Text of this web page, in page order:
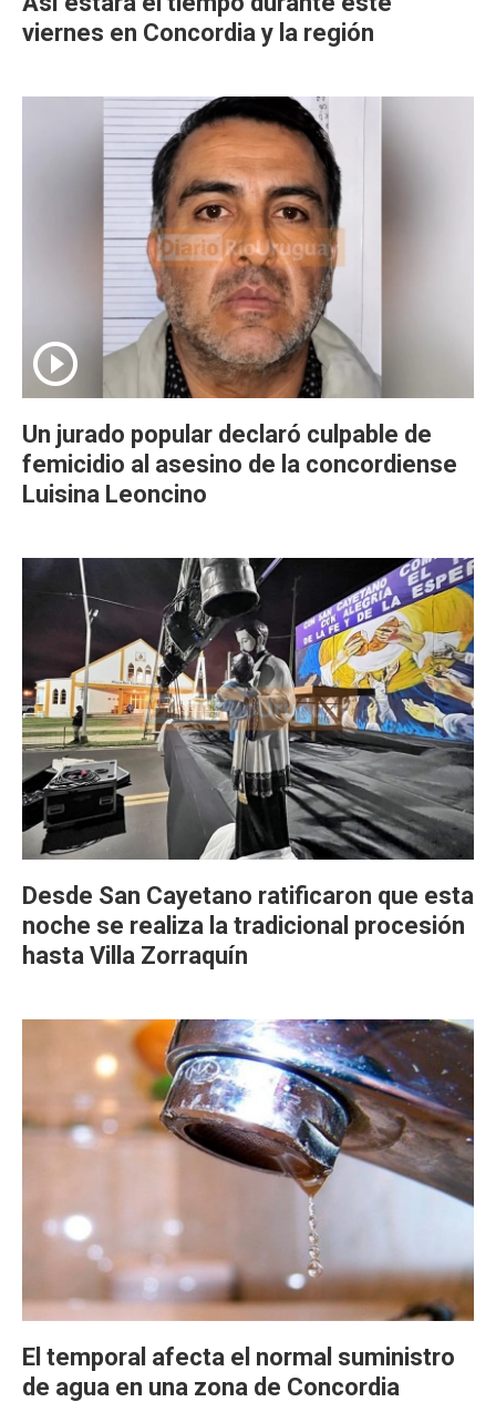
viernes en Concordia y la región
Un jurado popular declaró culpable de
femicidio al asesino de la concordiense
Luisina Leoncino
Desde San Cayetano ratificaron que esta
noche se realiza la tradicional procesión
hasta Villa Zorraquín
El temporal afecta el normal suministro
de agua en una zona de Concordia